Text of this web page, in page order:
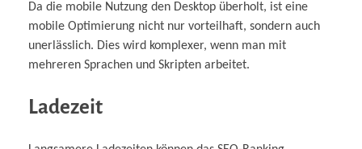
Da die mobile Nutzung den Desktop überholt, ist eine
mobile Optimierung nicht nur vorteilhaft, sondern auch
unerlässlich. Dies wird komplexer, wenn man mit
mehreren Sprachen und Skripten arbeitet.
Ladezeit